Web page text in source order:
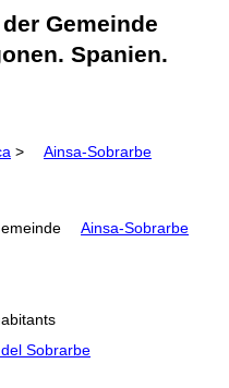
Gemeinde
Spanien.
> Ainsa-Sobrarbe
Ainsa-Sobrarbe
Sobrarbe